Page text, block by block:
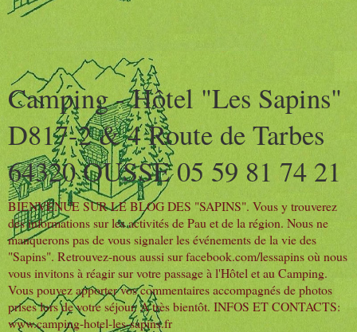
Camping - Hôtel "Les Sapins"
D817-2 & 4 Route de Tarbes
64320 OUSSE 05 59 81 74 21
BIENVENUE SUR LE BLOG DES "SAPINS". Vous y trouverez
des informations sur les activités de Pau et de la région. Nous ne
manquerons pas de vous signaler les événements de la vie des
"Sapins". Retrouvez-nous aussi sur facebook.com/lessapins où nous
vous invitons à réagir sur votre passage à l'Hôtel et au Camping.
Vous pouvez apporter vos commentaires accompagnés de photos
prises lors de votre séjour. A très bientôt. INFOS ET CONTACTS:
www.camping-hotel-les-sapins.fr